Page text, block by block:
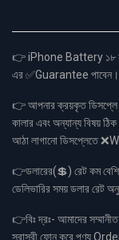
👉 iPhone Battery ১৮
এর ✅Guarantee পাবেন।
👉 আপনার ক্রয়কৃত ডিসপ্লে
কালার এবং অন্যান্য বিষয়
আঠা লাগানো ডিসপ্লেতে
👉ডলারের(💲) রেট কম
ডেলিভারির সময় ডলার রেট
👉বিঃ দ্রঃ- আমাদের
সরাসরী ফোন করে পণ্য